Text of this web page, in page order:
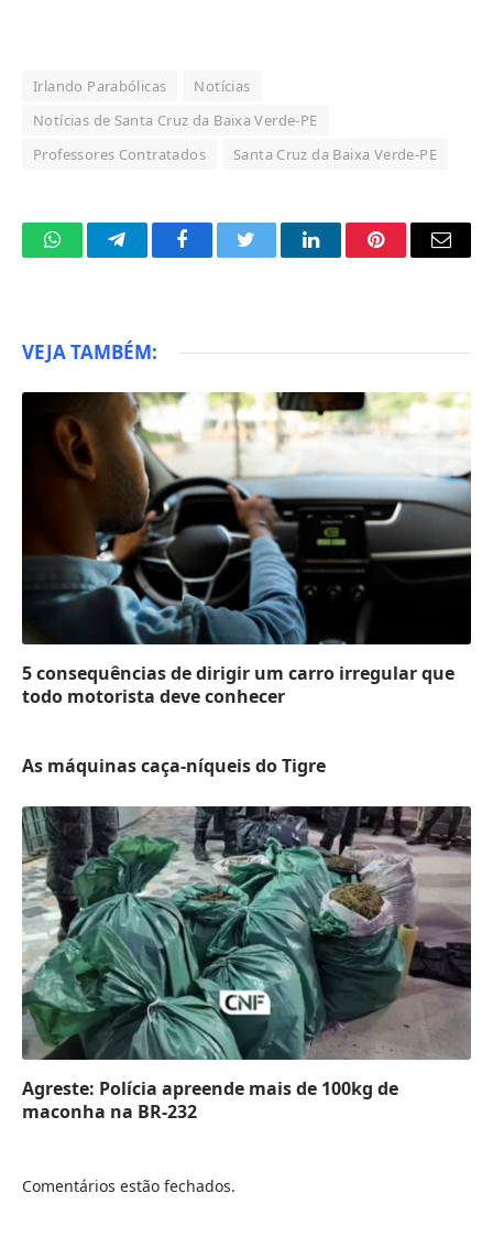
Irlando Parabólicas
Notícias
Notícias de Santa Cruz da Baixa Verde-PE
Professores Contratados
Santa Cruz da Baixa Verde-PE
WhatsAppTelegramFacebookTwitter LinkedInPinterestEmail
VEJA TAMBÉM:
5 consequências de dirigir um carro irregular que
todo motorista deve conhecer
As máquinas caça-níqueis do Tigre
Agreste: Polícia apreende mais de 100kg de
maconha na BR-232
Comentários estão fechados.